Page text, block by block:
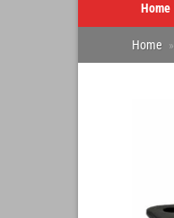
Home
Home »